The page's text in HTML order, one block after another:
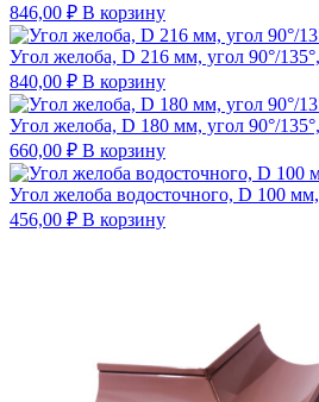
846,00 ₽ В корзину
Угол желоба, D 216 мм, угол 90°/
840,00 ₽ В корзину
Угол желоба, D 180 мм, угол 90°/
660,00 ₽ В корзину
Угол желоба водосточного, D 100
456,00 ₽ В корзину